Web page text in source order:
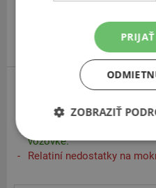
Nokian
vozovke.
Relatiní nedostatky na
ZOBRAZIŤ